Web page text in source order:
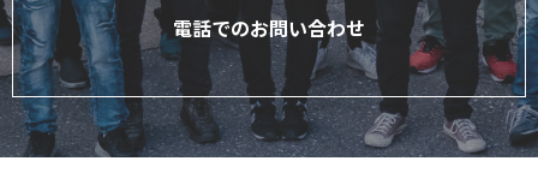
電話でのお問い合わせ